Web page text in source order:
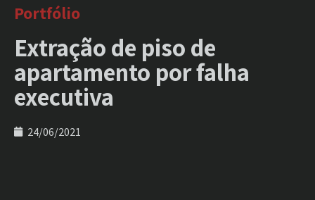
Portfólio
Extração de piso de
apartamento por falha
executiva
24/06/2021